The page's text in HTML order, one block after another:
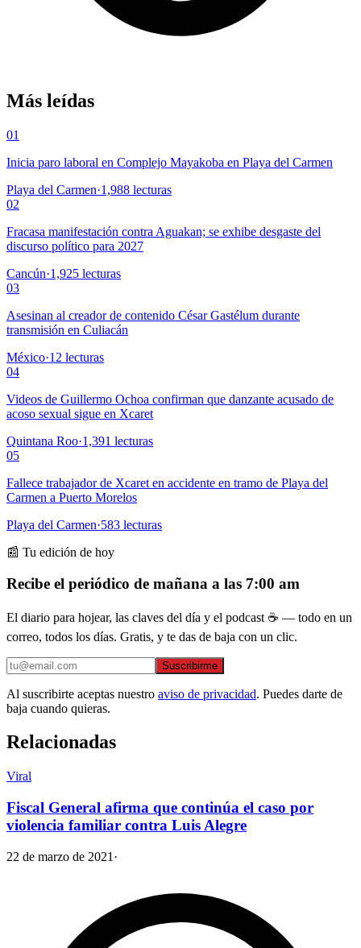
Más leídas
01
Inicia paro laboral en Complejo Mayakoba en Playa del Carmen
Playa del Carmen·1,988 lecturas
02
Fracasa manifestación contra Aguakan; se exhibe desgaste del
discurso político para 2027
Cancún·1,925 lecturas
03
Asesinan al creador de contenido César Gastélum durante
transmisión en Culiacán
México·12 lecturas
04
Videos de Guillermo Ochoa confirman que danzante acusado de
acoso sexual sigue en Xcaret
Quintana Roo·1,391 lecturas
05
Fallece trabajador de Xcaret en accidente en tramo de Playa del
Carmen a Puerto Morelos
Playa del Carmen·583 lecturas
📰 Tu edición de hoy
Recibe el periódico de mañana a las 7:00 am
El diario para hojear, las claves del día y el podcast ☕ — todo en un
correo, todos los días. Gratis, y te das de baja con un clic.
Suscribirme
Al suscribirte aceptas nuestro aviso de privacidad. Puedes darte de
baja cuando quieras.
Relacionadas
Viral
Fiscal General afirma que continúa el caso por
violencia familiar contra Luis Alegre
22 de marzo de 2021 ·